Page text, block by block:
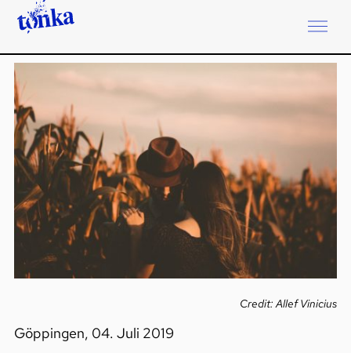
Credit: Allef Vinicius
Göppingen, 04. Juli 2019